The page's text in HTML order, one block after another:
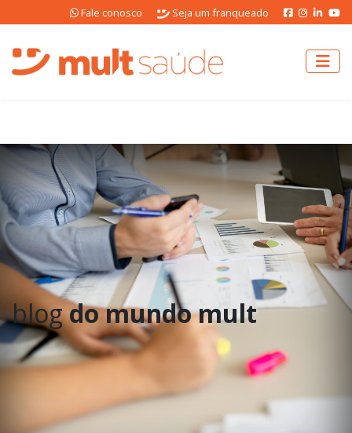
Fale conosco Seja um franqueado
blogdo mundo mult